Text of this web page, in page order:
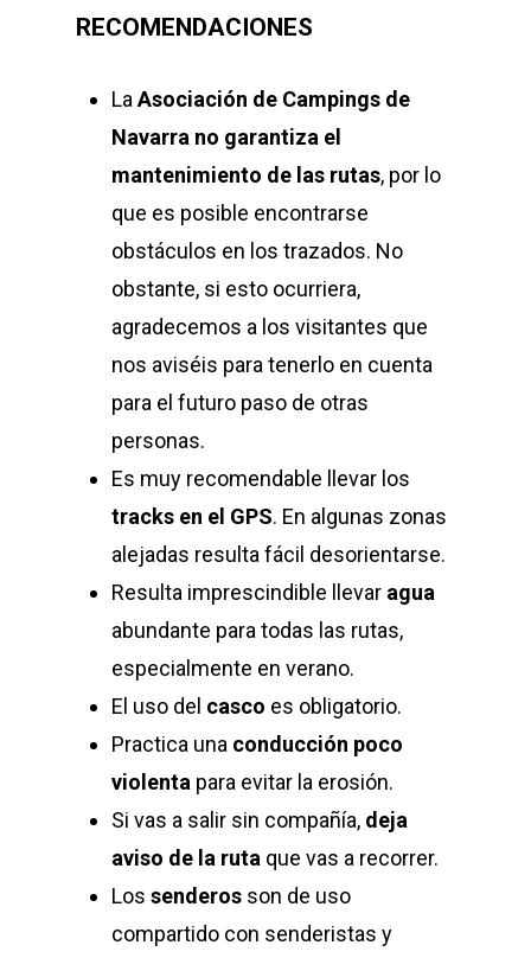
RECOMENDACIONES
LaAsociación de Campings de
Navarra no garantiza el
mantenimiento de las rutas, por lo
que es posible encontrarse
obstáculos en los trazados. No
obstante, si esto ocurriera,
agradecemos a los visitantes que
nos aviséis para tenerlo en cuenta
para el futuro paso de otras
personas.
Es muy recomendable llevar los
tracks en el GPS. En algunas zonas
alejadas resulta fácil desorientarse.
Resulta imprescindible llevar agua
abundante para todas las rutas,
especialmente en verano.
El uso del casco es obligatorio.
Practica una conducción poco
violenta para evitar la erosión.
Si vas a salir sin compañía, deja
aviso de la ruta que vas a recorrer.
Los senderos son de uso
compartido con senderistas y